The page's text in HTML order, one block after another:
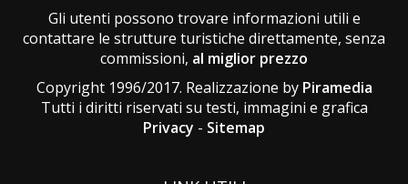
Gli utenti possono trovare informazioni utili e
contattare le strutture turistiche direttamente, senza
commissioni, al miglior prezzo
Copyright 1996/2017. Realizzazione by Piramedia
Tutti i diritti riservati su testi, immagini e grafica
Privacy - Sitemap